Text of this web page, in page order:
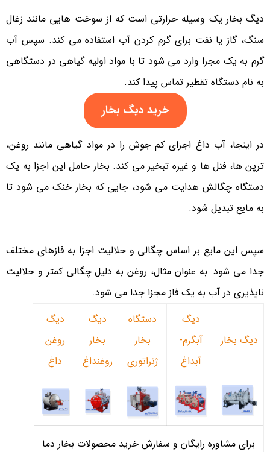
دیگ بخار یک وسیله حرارتی است که از سوخت هایی مانند زغال
سنگ، گاز یا نفت برای گرم کردن آب استفاده می کند. سپس آب
گرم به یک مجرا وارد می شود تا با مواد اولیه گیاهی در دستگاهی
به نام دستگاه تقطیر تماس پیدا کند.
خرید دیگ بخار
در اینجا، آب داغ اجزای کم جوش را در مواد گیاهی مانند روغن،
ترپن ها، فنل ها و غیره تبخیر می کند. بخار حامل این اجزا به یک
دستگاه چگالش هدایت می شود، جایی که بخار خنک می شود تا
به مایع تبدیل شود.
سپس این مایع بر اساس چگالی و حلالیت اجزا به فازهای مختلف
جدا می شود. به عنوان مثال، روغن به دلیل چگالی کمتر و حلالیت
ناپذیری در آب به یک فاز مجزا جدا می شود.
دیگ بخار
دیگ
آبگرم-
آبداغ
دستگاه
بخار
ژنراتوری
دیگ
بخار
روغنداغ
دیگ
روغن
داغ
برای مشاوره رایگان و سفارش خرید محصولات بخار دما